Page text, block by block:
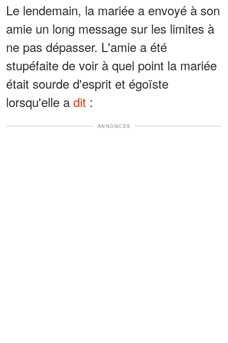
Le lendemain, la mariée a envoyé à son
amie un long message sur les limites à
ne pas dépasser. L'amie a été
stupéfaite de voir à quel point la mariée
était sourde d'esprit et égoïste
lorsqu'elle a dit :
ANNONCES